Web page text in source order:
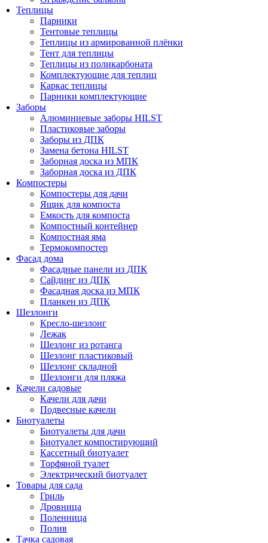
Теплицы
Парники
Тентовые теплицы
Теплицы из армированной плёнки
Тент для теплицы
Теплицы из поликарбоната
Комплектующие для теплиц
Каркас теплицы
Парники комплектующие
Заборы
Алюминиевые заборы HILST
Пластиковые заборы
Заборы из ДПК
Замена бетона HILST
Заборная доска из МПК
Заборная доска из ДПК
Компостеры
Компостеры для дачи
Ящик для компоста
Емкость для компоста
Компостный контейнер
Компостная яма
Термокомпостер
Фасад дома
Фасадные панели из ДПК
Сайдинг из ДПК
Фасадная доска из МПК
Планкен из ДПК
Шезлонги
Кресло-шезлонг
Лежак
Шезлонг из ротанга
Шезлонг пластиковый
Шезлонг складной
Шезлонги для пляжа
Качели садовые
Качели для дачи
Подвесные качели
Биотуалеты
Биотуалеты для дачи
Биотуалет компостирующий
Кассетный биотуалет
Торфяной туалет
Электрический биотуалет
Товары для сада
Гриль
Дровница
Поленница
Полив
Тачка садовая